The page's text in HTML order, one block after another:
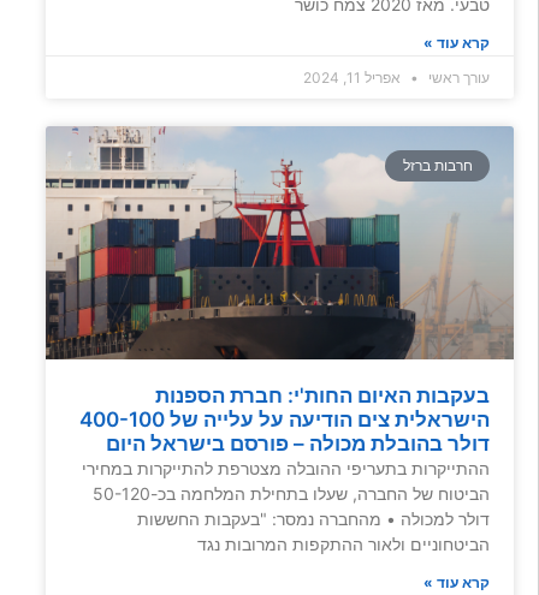
קרא עוד »
עורך ראשי
אפריל 11, 2024
חרבות ברזל
בעקבות האיום החות'י: חברת הספנות
הישראלית צים הודיעה על עלייה של 400-100
דולר בהובלת מכולה – פורסם בישראל היום
ההתייקרות בתעריפי ההובלה מצטרפת להתייקרות במחירי
הביטוח של החברה, שעלו בתחילת המלחמה בכ-50-120
דולר למכולה • מהחברה נמסר: "בעקבות החששות
הביטחוניים ולאור ההתקפות המרובות נגד
קרא עוד »